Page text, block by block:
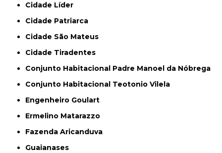
Cidade Líder
Cidade Patriarca
Cidade São Mateus
Cidade Tiradentes
Conjunto Habitacional Padre Manoel da Nóbrega
Conjunto Habitacional Teotonio Vilela
Engenheiro Goulart
Ermelino Matarazzo
Fazenda Aricanduva
Guaianases